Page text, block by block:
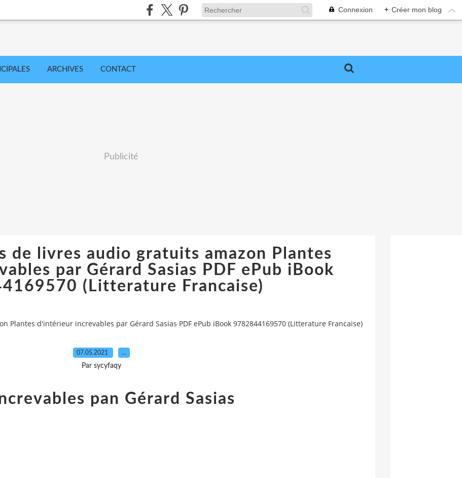
Connexion + Créer mon blog
ARCHIVES CONTACT
Publicité
de livres audio gratuits amazon Plantes
par Gérard Sasias PDF ePub iBook
(Litterature Francaise)
Plantes d'intérieur increvables par Gérard Sasias PDF ePub iBook 9782844169570 (Litterature Francaise)
07.05.2021 …
Par sycyfaqy
pan Gérard Sasias